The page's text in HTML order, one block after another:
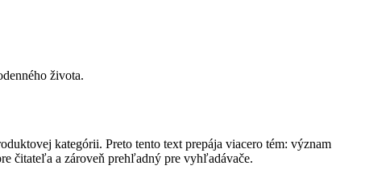
života.
kategórii. Preto tento text prepája viacero tém: význam
čitateľa a zároveň prehľadný pre vyhľadávače.